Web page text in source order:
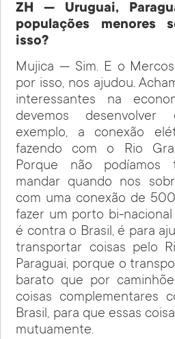
ZH — Uruguai,
populações menores
isso?
Mujica — Sim. E o
por isso, nos ajudou.
interessantes na
devemos
exemplo, a conexão
fazendo com o Rio
Porque não podíamos
mandar quando nos
com uma conexão de
fazer um porto bi-
é contra o Brasil, é para
transportar coisas pelo
Paraguai, porque o
barato que por
coisas complementares
Brasil, para que essas
mutuamente.